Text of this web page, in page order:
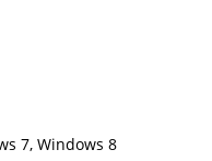
7, Windows 8